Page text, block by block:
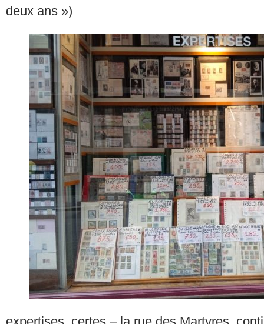
deux ans »)